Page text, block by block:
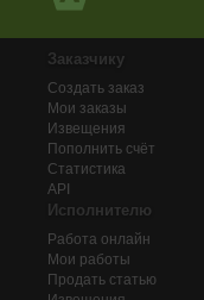
Заказчику
Создать заказ
Мои заказы
Извещения
Пополнить счёт
Статистика
API
Исполнителю
Работа онлайн
Мои работы
Продать статью